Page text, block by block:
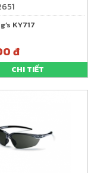
KY717
đ
CHI TIẾT